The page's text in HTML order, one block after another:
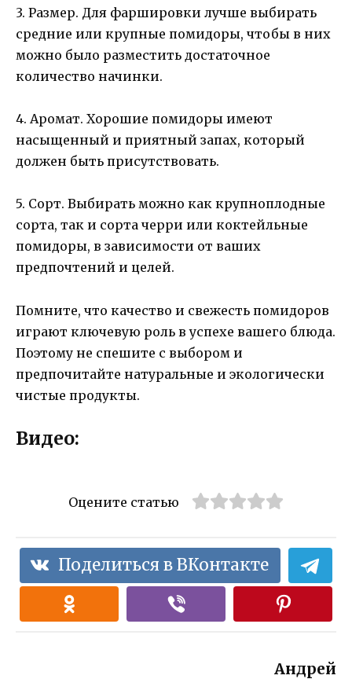
3. Размер. Для фаршировки лучше выбирать
средние или крупные помидоры, чтобы в них
можно было разместить достаточное
количество начинки.
4. Аромат. Хорошие помидоры имеют
насыщенный и приятный запах, который
должен быть присутствовать.
5. Сорт. Выбирать можно как крупноплодные
сорта, так и сорта черри или коктейльные
помидоры, в зависимости от ваших
предпочтений и целей.
Помните, что качество и свежесть помидоров
играют ключевую роль в успехе вашего блюда.
Поэтому не спешите с выбором и
предпочитайте натуральные и экологически
чистые продукты.
Видео:
Оцените статью
Поделиться в ВКонтакте
Андрей